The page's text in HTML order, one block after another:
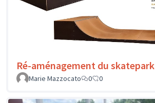
Ré-aménagement du skatepark
Marie Mazzocato
0 0